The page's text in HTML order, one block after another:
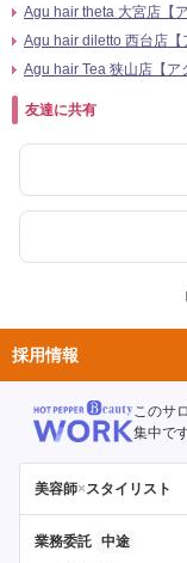
Agu hair theta 大宮店【
Agu hair diletto 西台店【
Agu hair Tea 狭山店【ア
友達に共有
採用情報
このサ
集中です
美容師×スタイリスト
業務委託